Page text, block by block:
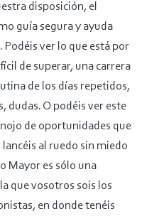
disposición, el
guía segura y ayuda
Podéis ver lo que está por
de superar, una carrera
de los días repetidos,
dudas. O podéis ver este
de oportunidades que
al ruedo sin miedo
Mayor es sólo una
que vosotros sois los
en donde tenéis